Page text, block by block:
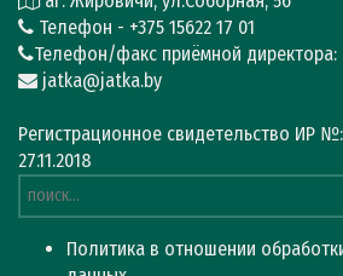
Телефон - +375 15622 17 01
Телефон/факс приёмной директора:
jatka@jatka.by
Регистрационное свидетельство ИР
27.11.2018
Политика в отношении